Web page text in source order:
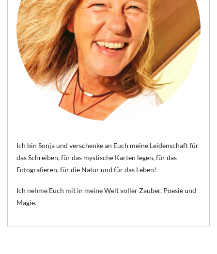
Ich bin Sonja und verschenke an Euch meine Leidenschaft für
das Schreiben, für das mystische Karten legen, für das
Fotografieren, für die Natur und für das Leben!
Ich nehme Euch mit in meine Welt voller Zauber, Poesie und
Magie.